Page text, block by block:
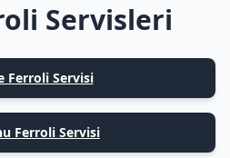
Servisleri
Ferroli Servisi
Ferroli Servisi